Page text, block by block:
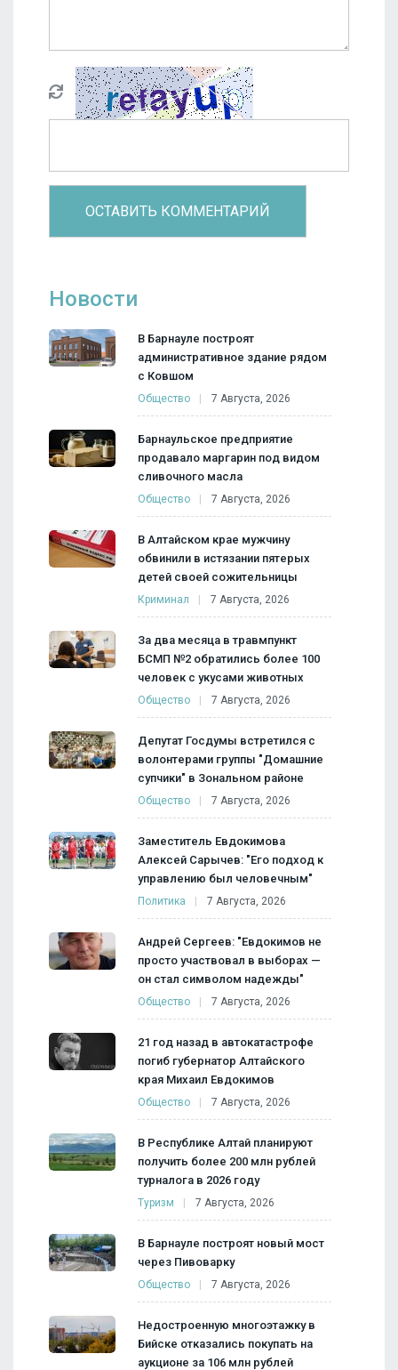
Новости
В Барнауле построят
административное здание рядом
с Ковшом
Общество 7 Августа, 2026
Барнаульское предприятие
продавало маргарин под видом
сливочного масла
Общество 7 Августа, 2026
В Алтайском крае мужчину
обвинили в истязании пятерых
детей своей сожительницы
Криминал 7 Августа, 2026
За два месяца в травмпункт
БСМП №2 обратились более 100
человек с укусами животных
Общество 7 Августа, 2026
Депутат Госдумы встретился с
волонтерами группы "Домашние
супчики" в Зональном районе
Общество 7 Августа, 2026
Заместитель Евдокимова
Алексей Сарычев: "Его подход к
управлению был человечным"
Политика 7 Августа, 2026
Андрей Сергеев: "Евдокимов не
просто участвовал в выборах —
он стал символом надежды"
Общество 7 Августа, 2026
21 год назад в автокатастрофе
погиб губернатор Алтайского
края Михаил Евдокимов
Общество 7 Августа, 2026
В Республике Алтай планируют
получить более 200 млн рублей
турналога в 2026 году
Туризм 7 Августа, 2026
В Барнауле построят новый мост
через Пивоварку
Общество 7 Августа, 2026
Недостроенную многоэтажку в
Бийске отказались покупать на
аукционе за 106 млн рублей